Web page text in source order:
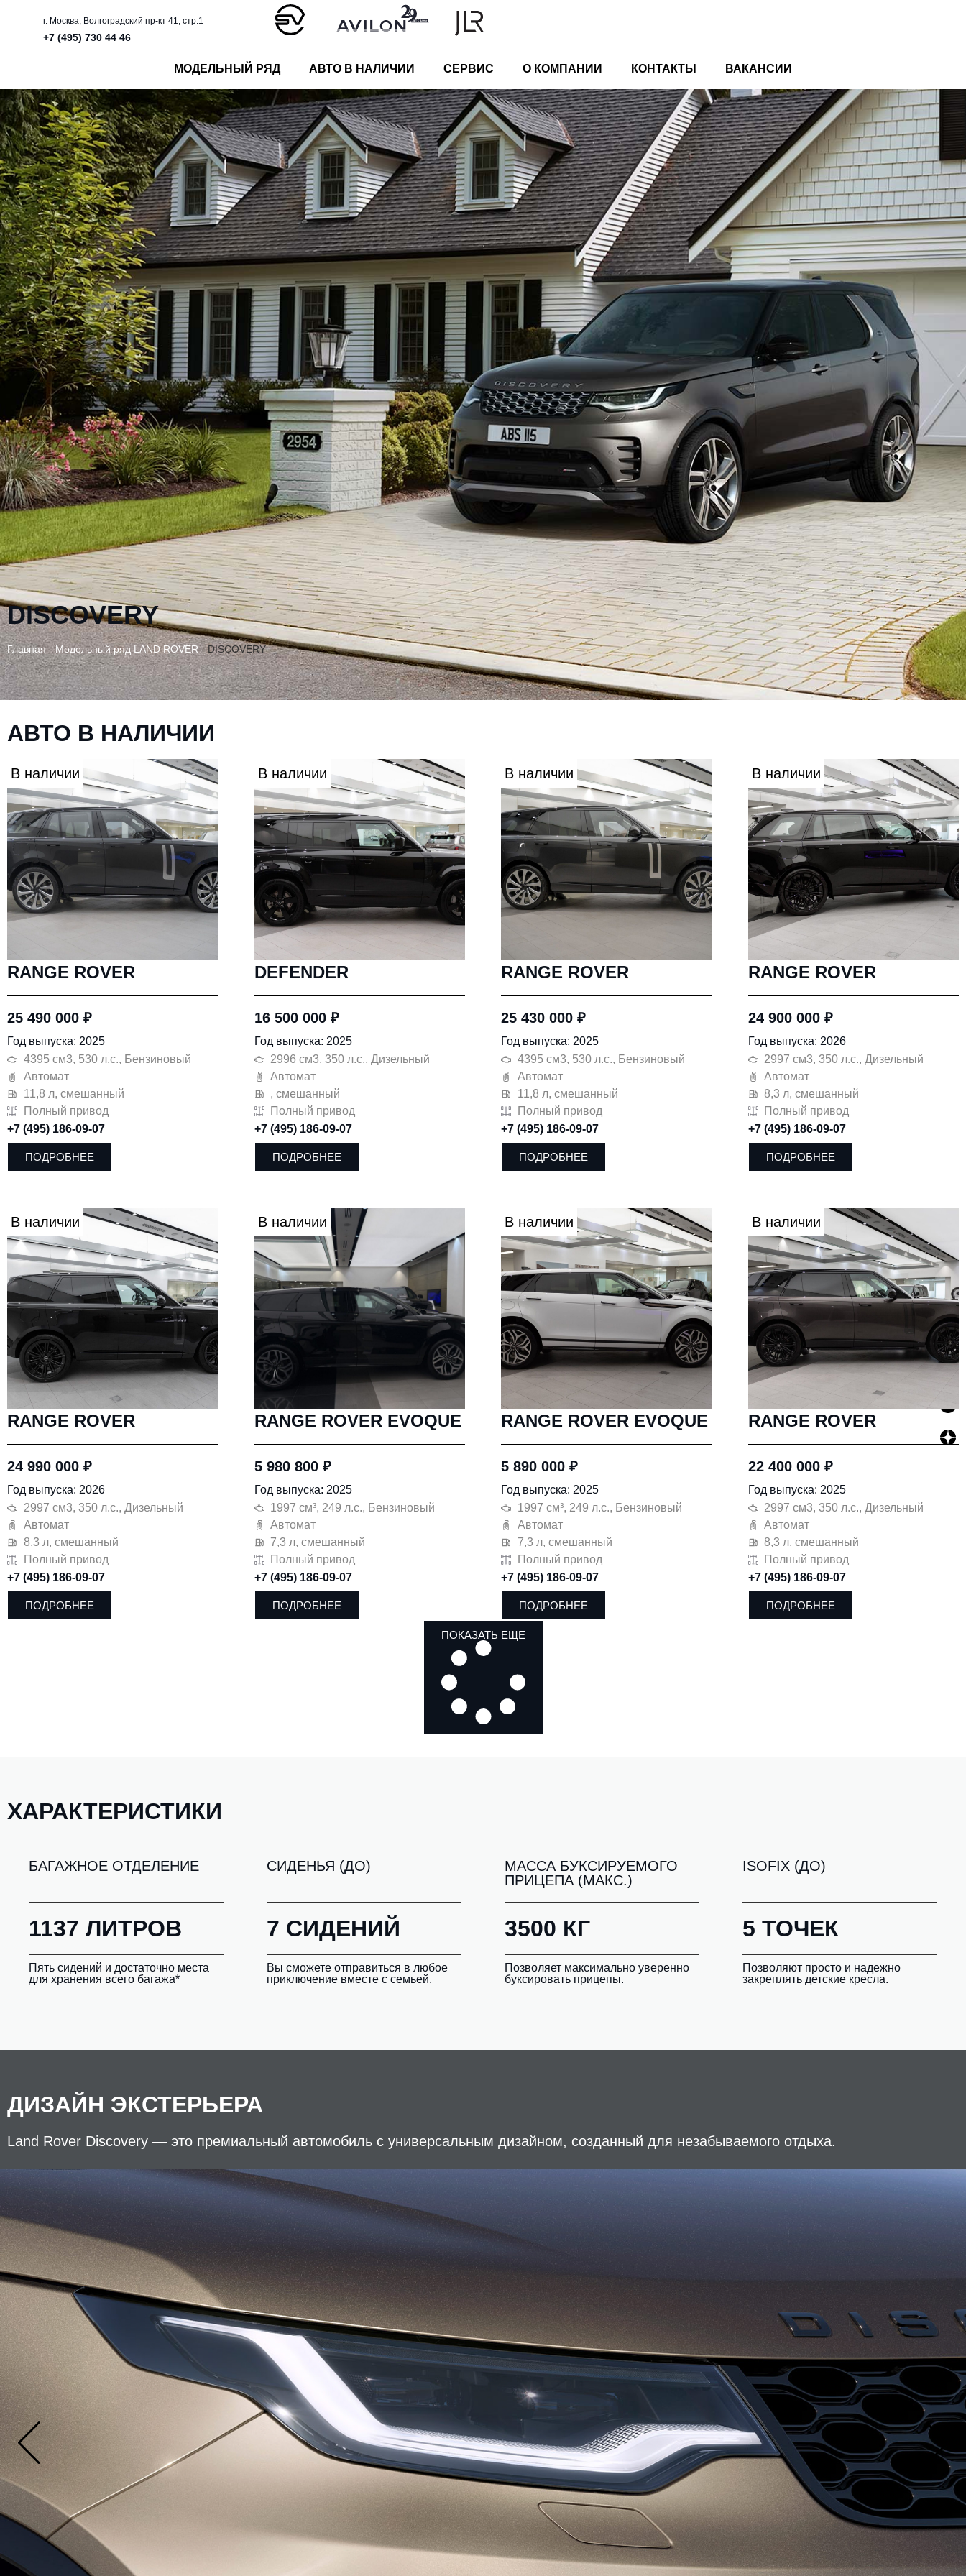
г. Москва, Волгоградский пр-кт 41, стр.1
+7 (495) 730 44 46
МОДЕЛЬНЫЙ РЯД АВТО В НАЛИЧИИ СЕРВИС О КОМПАНИИ КОНТАКТЫ ВАКАНСИИ
DISCOVERY
Главная-Модельный ряд LAND ROVER-DISCOVERY
АВТО В НАЛИЧИИ
В наличии
RANGE ROVER
25 490 000 ₽
Год выпуска: 2025
4395 см3, 530 л.с., Бензиновый
Автомат
11,8 л, смешанный
Полный привод
+7 (495) 186-09-07
ПОДРОБНЕЕ
В наличии
DEFENDER
16 500 000 ₽
Год выпуска: 2025
2996 см3, 350 л.с., Дизельный
Автомат
, смешанный
Полный привод
+7 (495) 186-09-07
ПОДРОБНЕЕ
В наличии
RANGE ROVER
25 430 000 ₽
Год выпуска: 2025
4395 см3, 530 л.с., Бензиновый
Автомат
11,8 л, смешанный
Полный привод
+7 (495) 186-09-07
ПОДРОБНЕЕ
В наличии
RANGE ROVER
24 900 000 ₽
Год выпуска: 2026
2997 см3, 350 л.с., Дизельный
Автомат
8,3 л, смешанный
Полный привод
+7 (495) 186-09-07
ПОДРОБНЕЕ
В наличии
RANGE ROVER
24 990 000 ₽
Год выпуска: 2026
2997 см3, 350 л.с., Дизельный
Автомат
8,3 л, смешанный
Полный привод
+7 (495) 186-09-07
ПОДРОБНЕЕ
В наличии
RANGE ROVER EVOQUE
5 980 800 ₽
Год выпуска: 2025
1997 см³, 249 л.с., Бензиновый
Автомат
7,3 л, смешанный
Полный привод
+7 (495) 186-09-07
ПОДРОБНЕЕ
В наличии
RANGE ROVER EVOQUE
5 890 000 ₽
Год выпуска: 2025
1997 см³, 249 л.с., Бензиновый
Автомат
7,3 л, смешанный
Полный привод
+7 (495) 186-09-07
ПОДРОБНЕЕ
В наличии
RANGE ROVER
22 400 000 ₽
Год выпуска: 2025
2997 см3, 350 л.с., Дизельный
Автомат
8,3 л, смешанный
Полный привод
+7 (495) 186-09-07
ПОДРОБНЕЕ
ПОКАЗАТЬ ЕЩЕ
ХАРАКТЕРИСТИКИ
БАГАЖНОЕ ОТДЕЛЕНИЕ
1137 ЛИТРОВ
Пять сидений и достаточно места
для хранения всего багажа*
СИДЕНЬЯ (ДО)
7 СИДЕНИЙ
Вы сможете отправиться в любое
приключение вместе с семьей.
МАССА БУКСИРУЕМОГО
ПРИЦЕПА (МАКС.)
3500 КГ
Позволяет максимально уверенно
буксировать прицепы.
ISOFIX (ДО)
5 ТОЧЕК
Позволяют просто и надежно
закреплять детские кресла.
ДИЗАЙН ЭКСТЕРЬЕРА
Land Rover Discovery — это премиальный автомобиль с универсальным дизайном, созданный для незабываемого отдыха.